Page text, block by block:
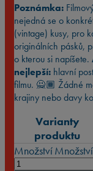
Poznámka:
nejedná se o
(vintage) kusy, pro
originálních pásků,
o kterou si napíšete.
nejlepší: hlavní
filmu. 🙅🏾 Žádné
krajiny nebo davy
Varianty
produktu
MnožstvíMnožství